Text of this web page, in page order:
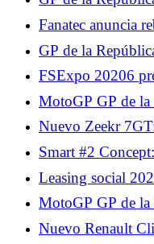
Márquez,
estaba ahí pero yo
Fanatec anuncia
volantes, cabinas,
GP de la
Bagnaia
no era lo
FSExpo 20206
Moza Flight.
MotoGP GP de
reconoce la
algo extra”
Nuevo Zeekr
precio agresivo
Smart #2
inesperado para
Leasing social
alquileres de los
MotoGP GP de la
Bezzecchi quiere
Hungría
Nuevo Renault